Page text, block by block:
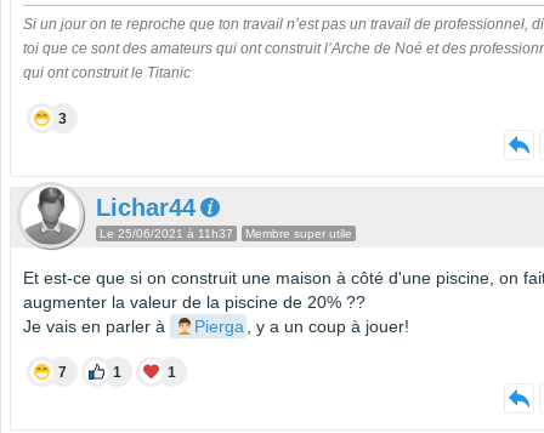
Si un jour on te reproche que ton travail n’est pas un travail de professionnel,
toi que ce sont des amateurs qui ont construit l’Arche de Noé et des
qui ont construit le Titanic
3
Lichar44
Le 25/06/2021 à 11h37 Membre super utile
Et est-ce que si on construit une maison à côté d'une piscine, on
augmenter la valeur de la piscine de 20% ??
Je vais en parler à
Pierga , y a un coup à jouer!
7 1 1